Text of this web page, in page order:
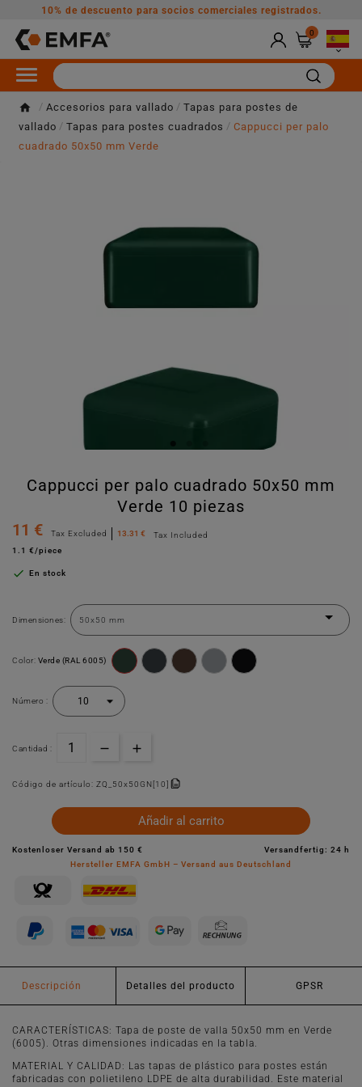
10% de descuento para socios comerciales registrados.
0

Accesorios para vallado
Tapas para postes de
vallado
Tapas para postes cuadrados
Cappucci per palo
cuadrado 50x50 mm Verde
Cappucci per palo cuadrado 50x50 mm
Verde 10 piezas
11 €
Tax Excluded 13.31 €
Tax Included
1.1 €/piece
 En stock
Dimensiones:
Color: Verde (RAL 6005)
Número :
Cantidad :
Código de artículo: ZQ_50x50GN[10]
Añadir al carrito
Kostenloser Versand ab 150 €
Versandfertig: 24 h
Hersteller EMFA GmbH – Versand aus Deutschland
Descripción Detalles del producto GPSR
CARACTERÍSTICAS: Tapa de poste de valla 50x50 mm en Verde
(6005). Otras dimensiones indicadas en la tabla.
MATERIAL Y CALIDAD: Las tapas de plástico para postes están
fabricadas con polietileno LDPE de alta durabilidad. Este material